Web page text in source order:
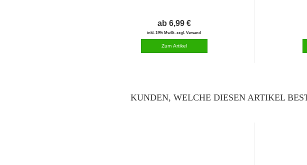
ab 6,99 €
inkl. 19% MwSt. zzgl. Versand
KUNDEN, WELCHE DIESEN ARTIKEL